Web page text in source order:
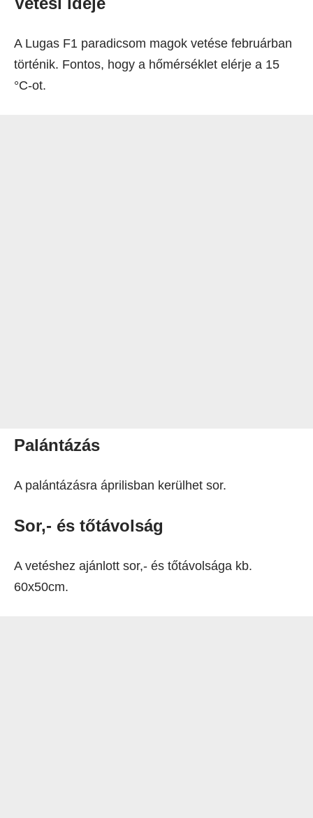
A Lugas F1 paradicsom magok vetése februárban
történik. Fontos, hogy a hőmérséklet elérje a 15
°C-ot.
Palántázás
A palántázásra áprilisban kerülhet sor.
Sor,- és tőtávolság
A vetéshez ajánlott sor,- és tőtávolsága kb.
60x50cm.